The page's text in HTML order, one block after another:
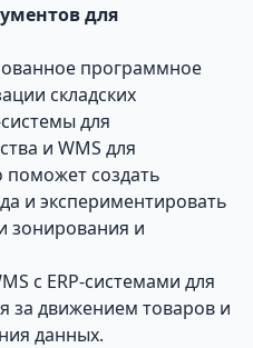
для
программное
складских
для
и WMS для
поможет создать
и экспериментировать
зонирования и
с ERP-системами для
за движением товаров и
данных.